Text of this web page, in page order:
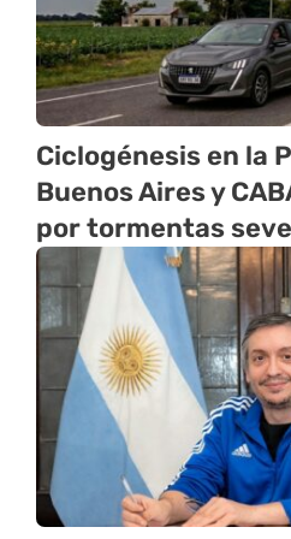
Ciclogénesis en la
Buenos Aires y
por tormentas